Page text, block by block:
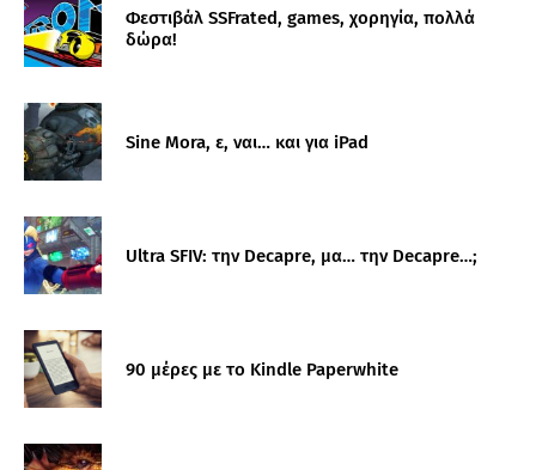
Φεστιβάλ SSFrated, games, χορηγία, πολλά
δώρα!
Sine Mora, ε, ναι… και για iPad
Ultra SFIV: την Decapre, μα… την Decapre…;
90 μέρες με το Kindle Paperwhite